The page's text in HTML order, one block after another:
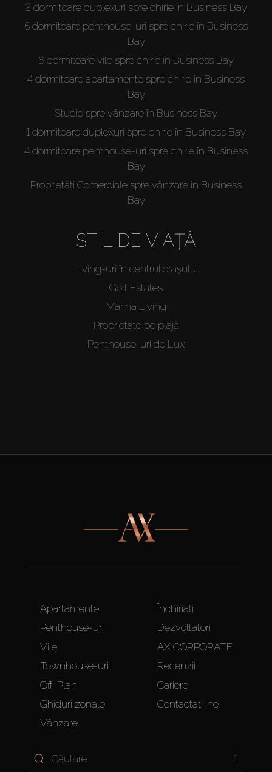
2 dormitoare duplexuri spre chirie în Business Bay
5 dormitoare penthouse-uri spre chirie în Business
Bay
6 dormitoare vile spre chirie în Business Bay
4 dormitoare apartamente spre chirie în Business
Bay
Studio spre vânzare în Business Bay
1 dormitoare duplexuri spre chirie în Business Bay
4 dormitoare penthouse-uri spre chirie în Business
Bay
Proprietăți Comerciale spre vânzare în Business
Bay
STIL DE VIAȚĂ
Living-uri în centrul orașului
Golf Estates
Marina Living
Proprietate pe plajă
Penthouse-uri de Lux
Apartamente
Penthouse-uri
Vile
Townhouse-uri
Off-Plan
Ghiduri zonale
Vânzare
Închiriați
Dezvoltatori
AX CORPORATE
Recenzii
Cariere
Contactați-ne
1